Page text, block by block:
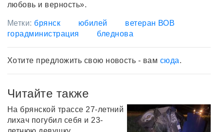
любовь и верность».
Метки: брянск юбилей
ветеран ВОВ
горадминистрация
бледнова
Хотите предложить свою новость - вам сюда.
Читайте также
На брянской трассе 27-летний
лихач погубил себя и 23-